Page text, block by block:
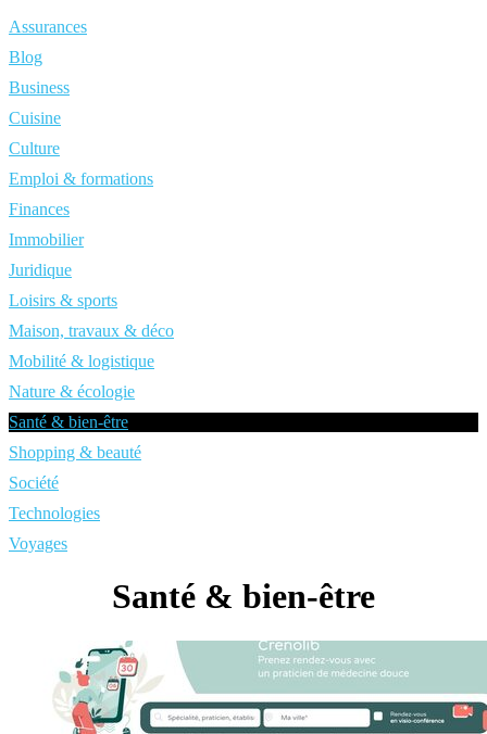
Assurances
Blog
Business
Cuisine
Culture
Emploi & formations
Finances
Immobilier
Juridique
Loisirs & sports
Maison, travaux & déco
Mobilité & logistique
Nature & écologie
Santé & bien-être
Shopping & beauté
Société
Technologies
Voyages
Santé & bien-être